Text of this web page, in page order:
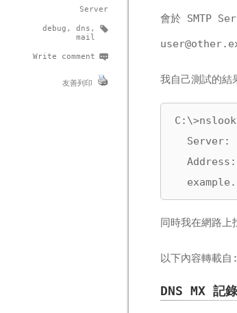
會於 SMTP
我自己測試的
Server:
同時我在網路上
以下內容轉載
DNS MX 記
Server
debug ,dns ,
mail
Write comment
友善列印